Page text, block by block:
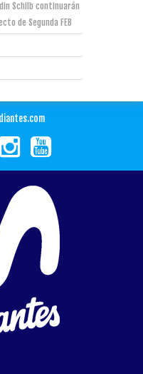
Schilb continuarán
de Segunda FEB